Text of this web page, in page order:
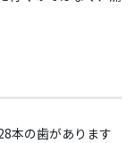
本の歯があります